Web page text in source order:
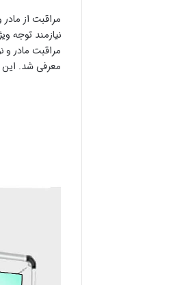
مراقبت از
معرفی شد. این